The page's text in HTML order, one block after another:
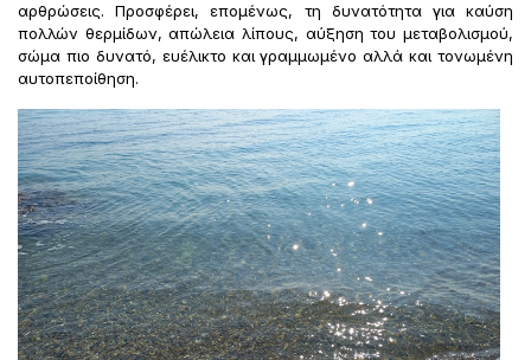
αρθρώσεις. Προσφέρει, επομένως, τη δυνατότητα για καύση
πολλών θερμίδων, απώλεια λίπους, αύξηση του μεταβολισμού,
σώμα πιο δυνατό, ευέλικτο και γραμμωμένο αλλά και τονωμένη
αυτοπεποίθηση.